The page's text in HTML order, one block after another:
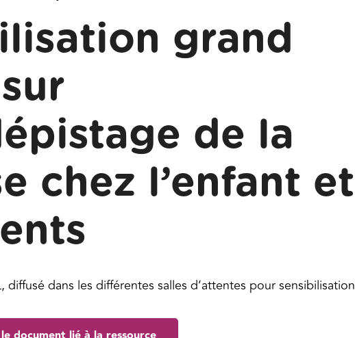
grand
de la
chez l’enfant et
diffusé dans les différentes salles d’attentes pour sensibilisation